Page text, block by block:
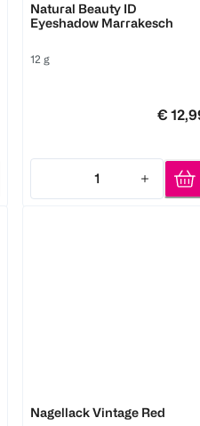
Natural Beauty ID
Eyeshadow Marrakesch
12 g
€
1
Quantity: 1
Nagellack Vintage Red